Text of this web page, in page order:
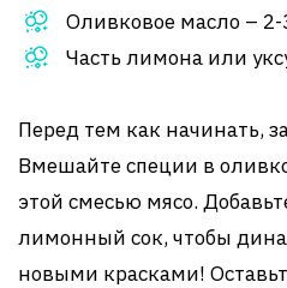
Оливковое масло –
Часть лимона или
Перед тем как начинать,
Вмешайте специи в
этой смесью мясо.
лимонный сок, чтобы
новыми красками!